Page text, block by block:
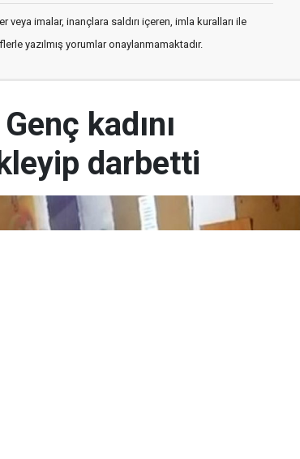
imalar, inançlara saldırı içeren, imla kuralları ile
yazılmış yorumlar onaylanmamaktadır.
kadını
darbetti